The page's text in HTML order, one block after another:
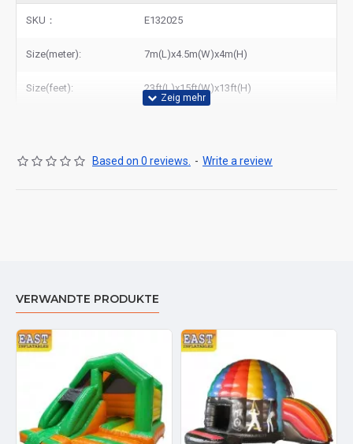
SKU： E132025
Size(meter): 7m(L)x4.5m(W)x4m(H)
Size(feet): 23ft(L)x15ft(W)x13ft(H)
Based on 0 reviews. - Write a review
VERWANDTE PRODUKTE